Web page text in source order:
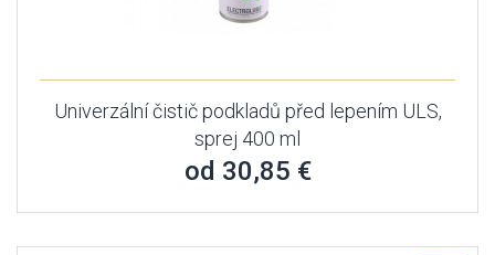
Univerzální čistič podkladů před lepením ULS,
sprej 400 ml
od 30,85 €